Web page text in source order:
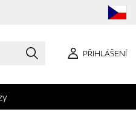
PŘIHLÁŠENÍ